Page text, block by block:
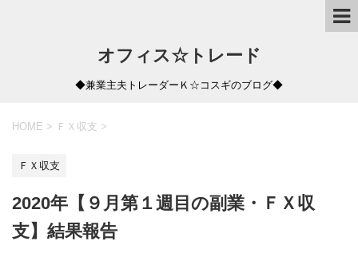
オフィス☆トレード
◆兼業主夫トレーダーＫ☆コスギのブログ◆
HOME > ＦＸ収支 >
ＦＸ収支
2020年【９月第１週目の副業・ＦＸ収
支】結果報告